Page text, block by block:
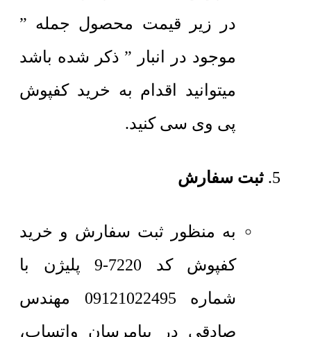
در زیر قیمت محصول جمله ”
موجود در انبار ” ذکر شده باشد
میتوانید اقدام به خرید کفپوش
پی وی سی کنید.
ثبت سفارش
به منظور ثبت سفارش و خرید
کفپوش کد 7220-9 پلیژن با
شماره 09121022495 مهندس
صادقی در پیامرسان واتساپ،